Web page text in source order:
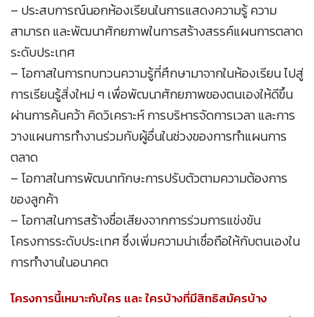
– ประสบการณ์นอกห้องเรียนในการแสดงความรู้ ความ
สามารถ และพัฒนาศักยภาพในการสร้างสรรค์แผนการตลาด
ระดับประเทศ
– โอกาสในการทบทวนความรู้ที่ศึกษามาจากในห้องเรียน ไปสู่
การเรียนรู้สิ่งใหม่ ๆ เพื่อพัฒนาศักยภาพของตนเองให้ดีขึ้น
ผ่านการค้นคว้า คิดวิเคราะห์ การบริหารจัดการเวลา และการ
วางแผนการทำงานร่วมกับผู้อื่นในช่วงของการทำแผนการ
ตลาด
– โอกาสในการพัฒนาทักษะการปรับตัวตามความต้องการ
ของลูกค้า
– โอกาสในการสร้างชื่อเสียงจากการร่วมการแข่งขัน
โครงการระดับประเทศ ซึ่งเพิ่มความน่าเชื่อถือให้กับตนเองใน
การทำงานในอนาคต
โครงการนี้เหมาะกับใคร และ ใครบ้างที่มีสิทธิสมัครบ้าง